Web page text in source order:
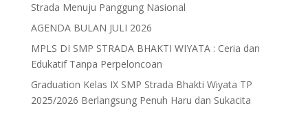
Strada Menuju Panggung Nasional
AGENDA BULAN JULI 2026
MPLS DI SMP STRADA BHAKTI WIYATA : Ceria dan
Edukatif Tanpa Perpeloncoan
Graduation Kelas IX SMP Strada Bhakti Wiyata TP
2025/2026 Berlangsung Penuh Haru dan Sukacita